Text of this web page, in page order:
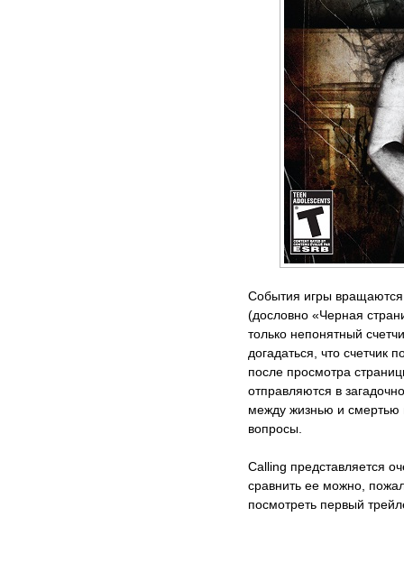
События игры вращаются
(дословно «Черная
только непонятный
догадаться, что счетчик
после просмотра
отправляются в
между жизнью и смертью
вопросы.
Calling представляется
сравнить ее можно,
посмотреть первый